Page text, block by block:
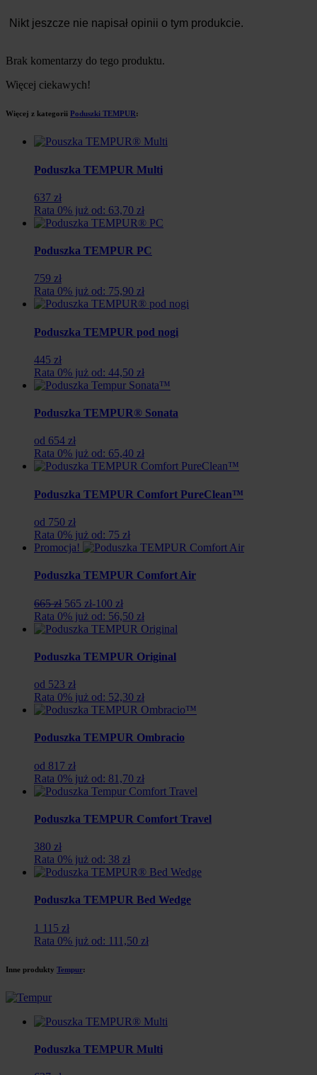
Nikt jeszcze nie napisał opinii o tym produkcie.
Brak komentarzy do tego produktu.
Więcej ciekawych!
Więcej z kategorii Poduszki TEMPUR:
Poduszka TEMPUR Multi
637 zł
Rata 0% już od: 63,70 zł
Poduszka TEMPUR PC
759 zł
Rata 0% już od: 75,90 zł
Poduszka TEMPUR pod nogi
445 zł
Rata 0% już od: 44,50 zł
Poduszka TEMPUR® Sonata
od 654 zł
Rata 0% już od: 65,40 zł
Poduszka TEMPUR Comfort PureClean™
od 750 zł
Rata 0% już od: 75 zł
Promocja!
Poduszka TEMPUR Comfort Air
665 zł Pierwotna
cena
wynosiła:
zł.
565 złAktualna
cena
wynosi:
zł.
-100 zł
Rata 0% już od: 56,50 zł
Poduszka TEMPUR Original
od 523 zł
Rata 0% już od: 52,30 zł
Poduszka TEMPUR Ombracio
od 817 zł
Rata 0% już od: 81,70 zł
Poduszka TEMPUR Comfort Travel
380 zł
Rata 0% już od: 38 zł
Poduszka TEMPUR Bed Wedge
1 115 zł
Rata 0% już od: 111,50 zł
Inne produkty Tempur:
Poduszka TEMPUR Multi